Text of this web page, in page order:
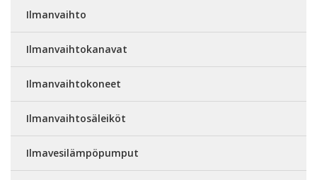
Ilmanvaihto
Ilmanvaihtokanavat
Ilmanvaihtokoneet
Ilmanvaihtosäleiköt
Ilmavesilämpöpumput